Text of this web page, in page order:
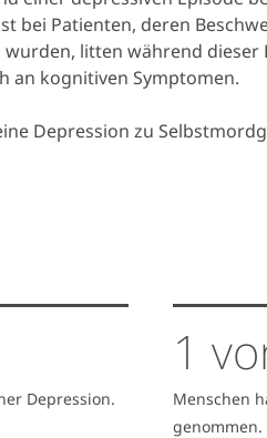
bei Patienten, deren
litten während dieser
an kognitiven Symptomen.
Depression zu
Depression.
1
Menschen
genommen.